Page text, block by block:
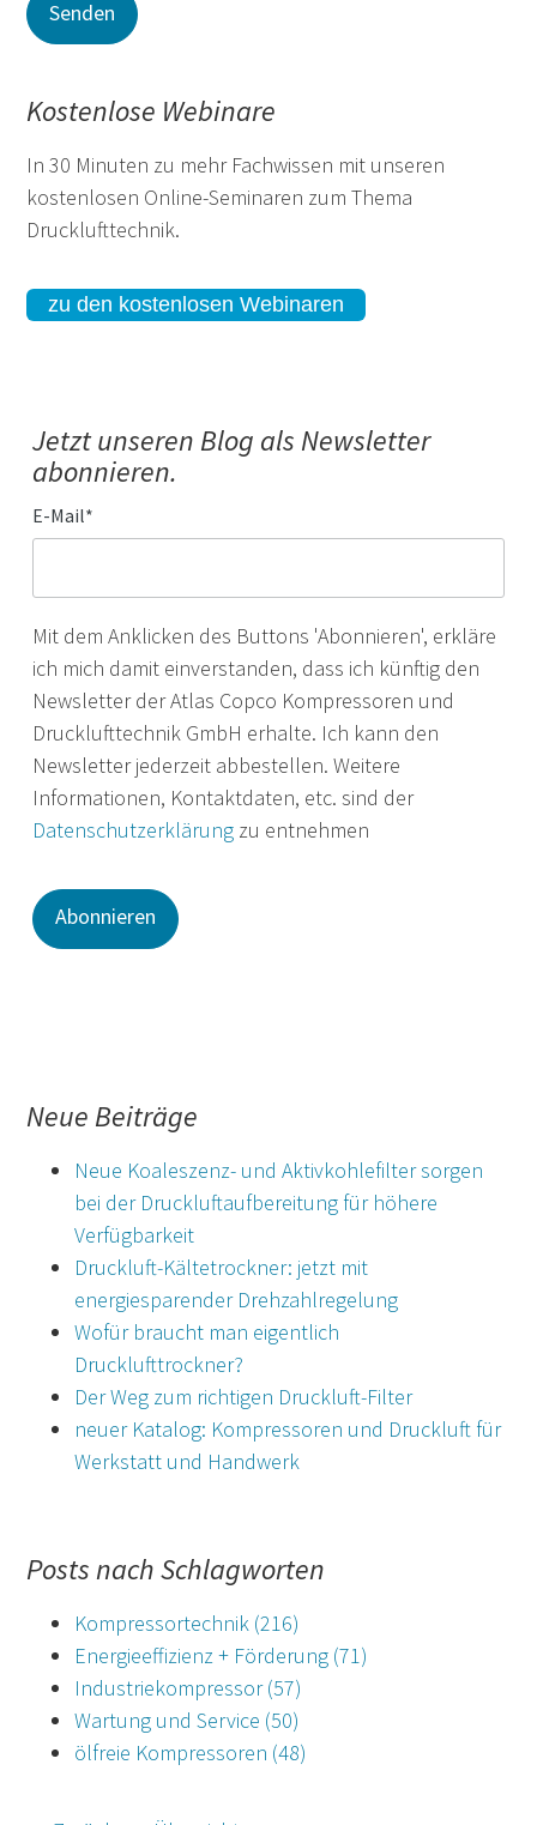
Kostenlose Webinare
In 30 Minuten zu mehr Fachwissen mit unseren
kostenlosen Online-Seminaren zum Thema
Drucklufttechnik.
zu den kostenlosen Webinaren
Jetzt unseren Blog als Newsletter
abonnieren.
E-Mail*
Mit dem Anklicken des Buttons 'Abonnieren', erkläre
ich mich damit einverstanden, dass ich künftig den
Newsletter der Atlas Copco Kompressoren und
Drucklufttechnik GmbH erhalte. Ich kann den
Newsletter jederzeit abbestellen. Weitere
Informationen, Kontaktdaten, etc. sind der
Datenschutzerklärungzu entnehmen
Neue Beiträge
Neue Koaleszenz- und Aktivkohlefilter sorgen
bei der Druckluftaufbereitung für höhere
Verfügbarkeit
Druckluft-Kältetrockner: jetzt mit
energiesparender Drehzahlregelung
Wofür braucht man eigentlich
Drucklufttrockner?
Der Weg zum richtigen Druckluft-Filter
neuer Katalog: Kompressoren und Druckluft für
Werkstatt und Handwerk
Posts nach Schlagworten
Kompressortechnik (216)
Energieeffizienz + Förderung (71)
Industriekompressor(57)
Wartung und Service (50)
ölfreie Kompressoren (48)